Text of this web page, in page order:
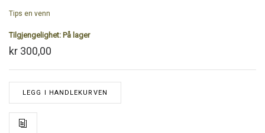
Tips en venn
Tilgjengelighet: På lager
kr 300,00
LEGG I HANDLEKURVEN